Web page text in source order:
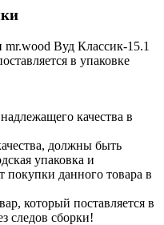
Вуд Классик-15.1
в упаковке
качества в
должны быть
упаковка и
данного товара в
который поставляется в
следов сборки!